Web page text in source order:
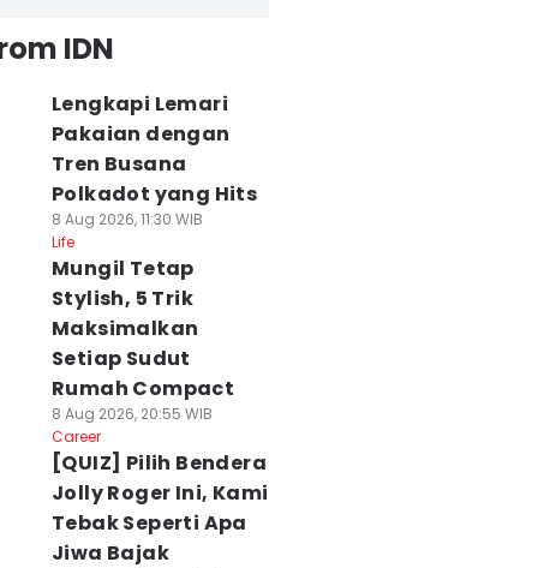
IDN
Lengkapi Lemari
Pakaian dengan
Tren Busana
Polkadot yang Hits
8 Aug 2026, 11:30 WIB
Life
Mungil Tetap
Stylish, 5 Trik
Maksimalkan
Setiap Sudut
Rumah Compact
8 Aug 2026, 20:55 WIB
Career
[QUIZ] Pilih Bendera
Jolly Roger Ini, Kami
Tebak Seperti Apa
Jiwa Bajak